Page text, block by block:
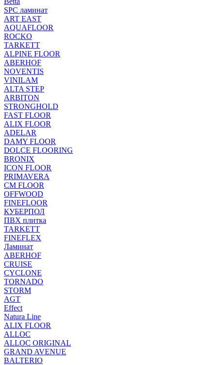
SPC ламинат
ART EAST
AQUAFLOOR
ROCKO
TARKETT
ALPINE FLOOR
ABERHOF
NOVENTIS
VINILAM
ALTA STEP
ARBITON
STRONGHOLD
FAST FLOOR
ALIX FLOOR
ADELAR
DAMY FLOOR
DOLCE FLOORING
BRONIX
ICON FLOOR
PRIMAVERA
CM FLOOR
OFFWOOD
FINEFLOOR
КУБЕРПОЛ
ПВХ плитка
TARKETT
FINEFLEX
Ламинат
ABERHOF
CRUISE
CYCLONE
TORNADO
STORM
AGT
Effect
Natura Line
ALIX FLOOR
ALLOC
ALLOC ORIGINAL
GRAND AVENUE
BALTERIO